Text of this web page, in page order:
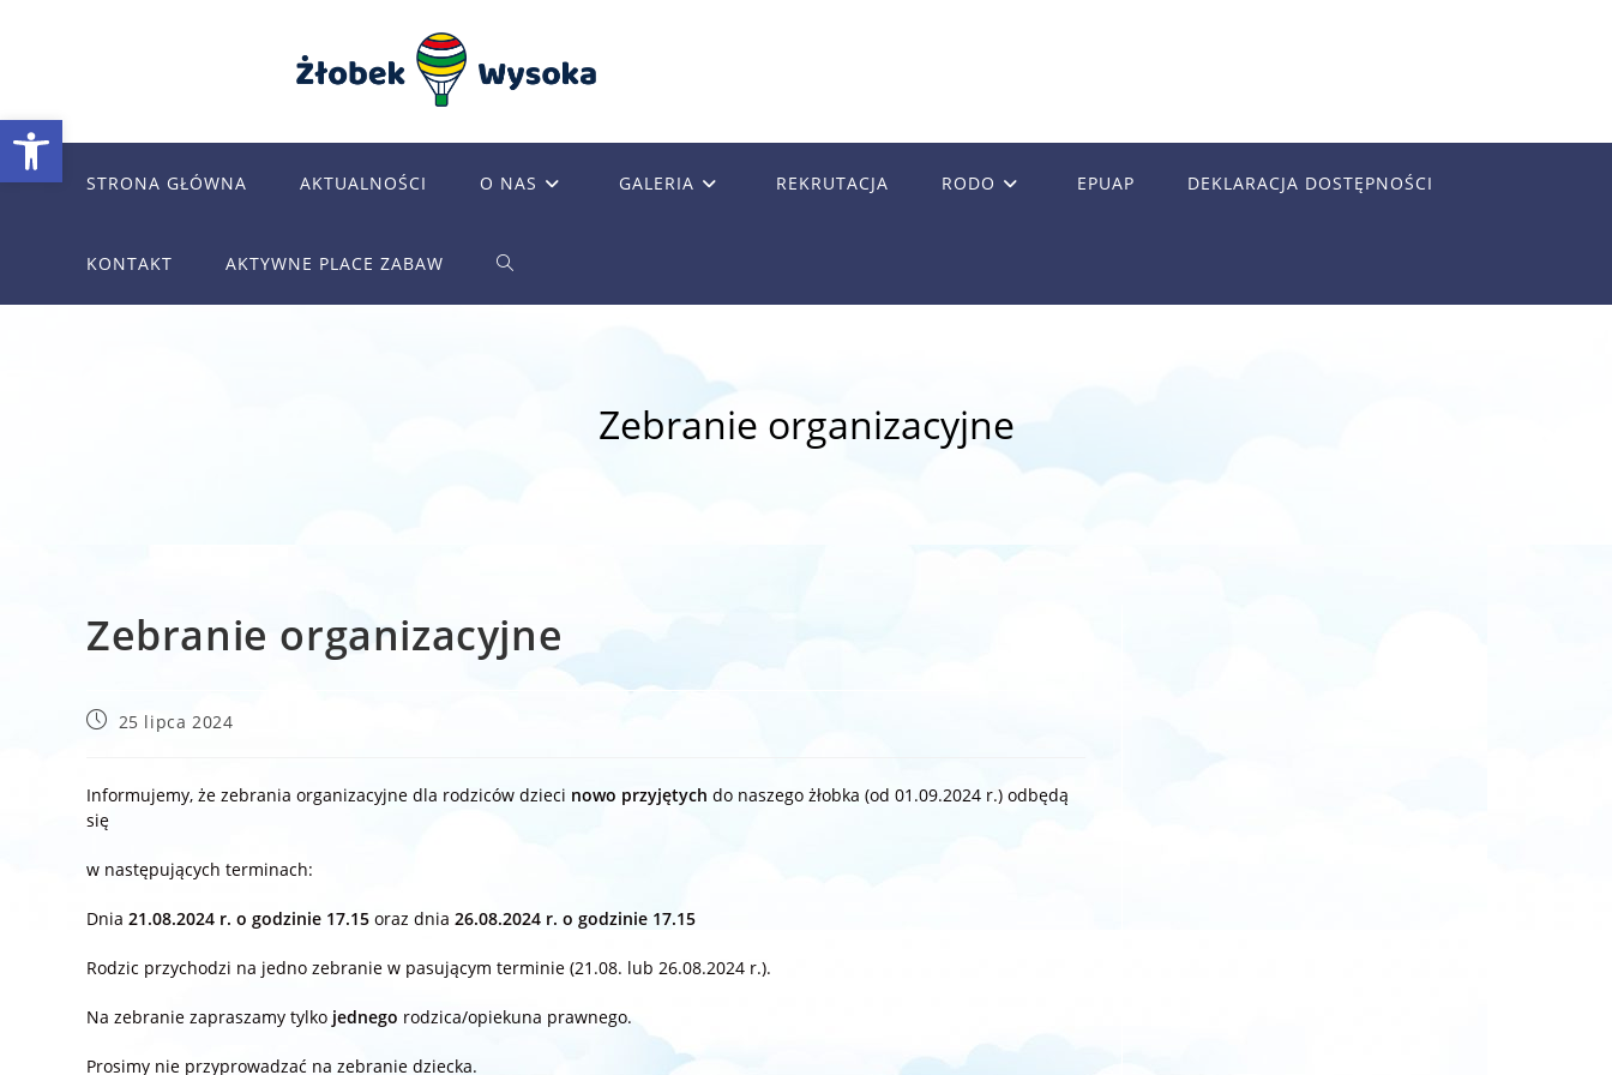
Otwórz pasek narzędzi
STRONA GŁÓWNA AKTUALNOŚCI O NAS GALERIA REKRUTACJA RODO EPUAP DEKLARACJA DOSTĘPNOŚCI
KONTAKT AKTYWNE PLACE ZABAW TOGGLE
Zebranie organizacyjne
Zebranie organizacyjne
Post25 lipca 2024
Informujemy, że zebrania organizacyjne dla rodziców dzieci nowo przyjętych do naszego żłobka (od 01.09.2024 r.) odbędą
się
w następujących terminach:
Dnia 21.08.2024 r. o godzinie 17.15 oraz dnia 26.08.2024 r. o godzinie 17.15
Rodzic przychodzi na jedno zebranie w pasującym terminie (21.08. lub 26.08.2024 r.).
Na zebranie zapraszamy tylko jednego rodzica/opiekuna prawnego.
Prosimy nie przyprowadzać na zebranie dziecka.